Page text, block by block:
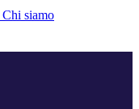
Chi siamo